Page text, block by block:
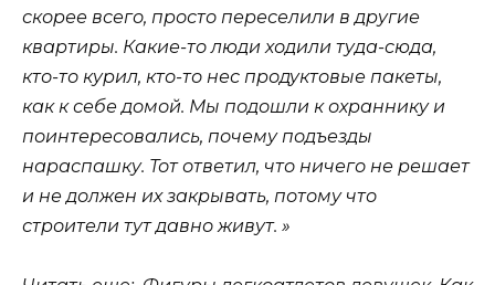
скорее всего, просто переселили в другие
квартиры. Какие-то люди ходили туда-сюда,
кто-то курил, кто-то нес продуктовые пакеты,
как к себе домой. Мы подошли к охраннику и
поинтересовались, почему подъезды
нараспашку. Тот ответил, что ничего не решает
и не должен их закрывать, потому что
строители тут давно живут. »